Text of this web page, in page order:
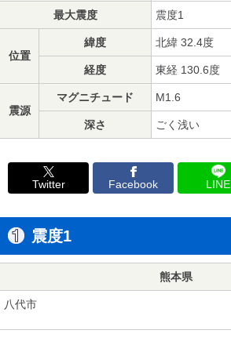
最大震度 震度1
位置
緯度 北緯 32.4度
経度 東経 130.6度
震源
マグニチュード M1.6
深さ ごく浅い
Twitter Facebook LINE
震度1
熊本県
八代市